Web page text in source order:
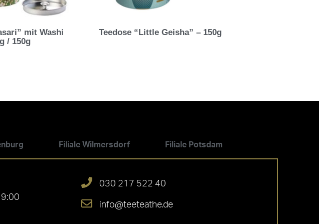
mit Washi
/ 150g
Teedose “Little Geisha” – 150g
Filiale Wilmersdorf Filiale Potsdam
030 217 522 40
info@teeteathe.de